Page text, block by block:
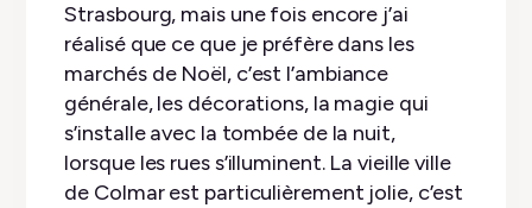
Strasbourg, mais une fois encore j’ai
réalisé que ce que je préfère dans les
marchés de Noël, c’est l’ambiance
générale, les décorations, la magie qui
s’installe avec la tombée de la nuit,
lorsque les rues s’illuminent. La vieille ville
de Colmar est particulièrement jolie, c’est